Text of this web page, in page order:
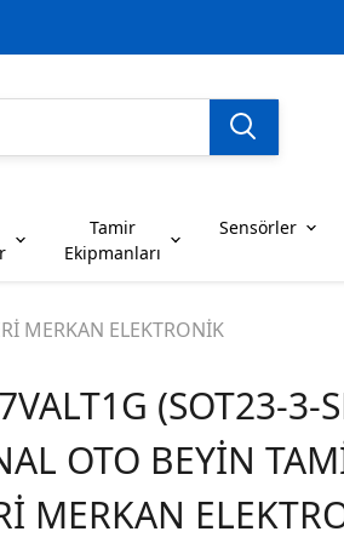
SENSÖRLER
SERİSİ ENTEGRELER
ENTEGRELER G SERİSİ
ENTEGRELER K SERİSİ
Dirençler
Tamir
Ekipmanları
Sensörler
MERKAN ELEKTRONİK
(SOT23-3-
OTO BEYİN
MERKAN